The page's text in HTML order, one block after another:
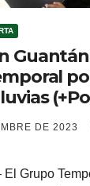
DE 2023
El Grupo